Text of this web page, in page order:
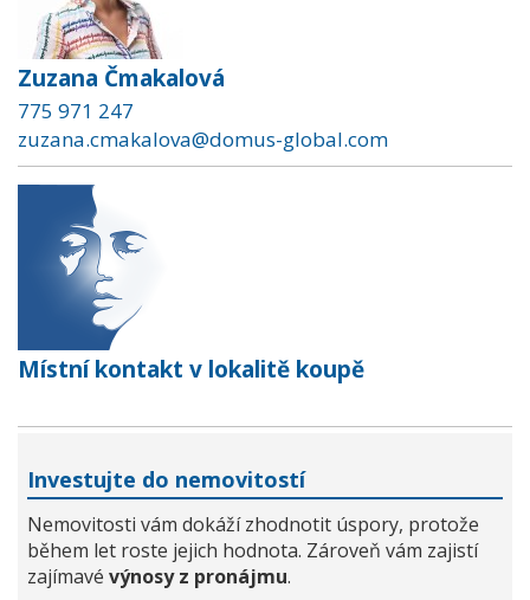
Zuzana Čmakalová
775 971 247
zuzana.cmakalova@domus-global.com
Místní kontakt v lokalitě koupě
Investujte do nemovitostí
Nemovitosti vám dokáží zhodnotit úspory, protože
během let roste jejich hodnota. Zároveň vám zajistí
zajímavé výnosy z pronájmu.